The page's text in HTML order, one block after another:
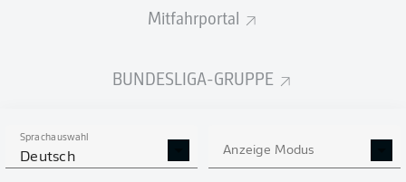
Mitfahrportal
BUNDESLIGA-GRUPPE
Sprachauswahl
Deutsch Anzeige Modus
warum der Trainer und die sportliche Leitung mich gern
die Gründe, für diesen Club mit seinen enthusiastischen
Im nigerianischen Kano geboren, kam Junior Adamu als
Einjähriger nach Österreich. In der Jugend spielte er